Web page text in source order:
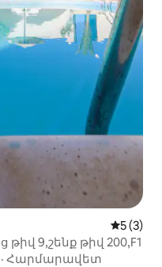
Միջին
5 (3)
9,շենք թիվ 200,F1
· Հարմարավետ